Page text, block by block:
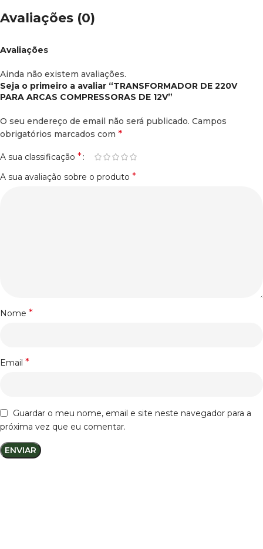
Avaliações (0)
Avaliações
Ainda não existem avaliações.
Seja o primeiro a avaliar “TRANSFORMADOR DE 220V
PARA ARCAS COMPRESSORAS DE 12V”
O seu endereço de email não será publicado. Campos
obrigatórios marcados com *
A sua classificação *
A sua avaliação sobre o produto *
Nome *
Email *
Guardar o meu nome, email e site neste navegador para a
próxima vez que eu comentar.